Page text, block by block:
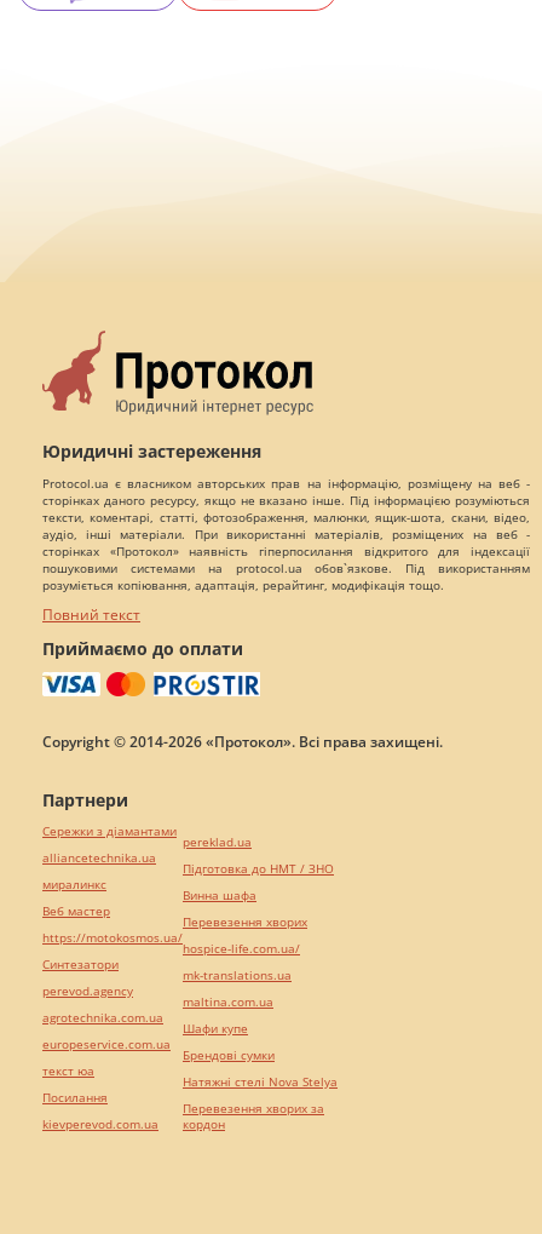
Юридичні застереження
Protocol.ua є власником авторських прав на інформацію, розміщену на веб -
сторінках даного ресурсу, якщо не вказано інше. Під інформацією розуміються
тексти, коментарі, статті, фотозображення, малюнки, ящик-шота, скани, відео,
аудіо, інші матеріали. При використанні матеріалів, розміщених на веб -
сторінках «Протокол» наявність гіперпосилання відкритого для індексації
пошуковими системами на protocol.ua обов`язкове. Під використанням
розуміється копіювання, адаптація, рерайтинг, модифікація тощо.
Повний текст
Приймаємо до оплати
Copyright © 2014-2026 «Протокол». Всі права захищені.
Партнери
Сережки з діамантами
alliancetechnika.ua
миралинкс
Веб мастер
https://motokosmos.ua/
Синтезатори
perevod.agency
agrotechnika.com.ua
europeservice.com.ua
текст юа
Посилання
kievperevod.com.ua
pereklad.ua
Підготовка до НМТ / ЗНО
Винна шафа
Перевезення хворих
hospice-life.com.ua/
mk-translations.ua
maltina.com.ua
Шафи купе
Брендові сумки
Натяжні стелі Nova Stelya
Перевезення хворих за
кордон